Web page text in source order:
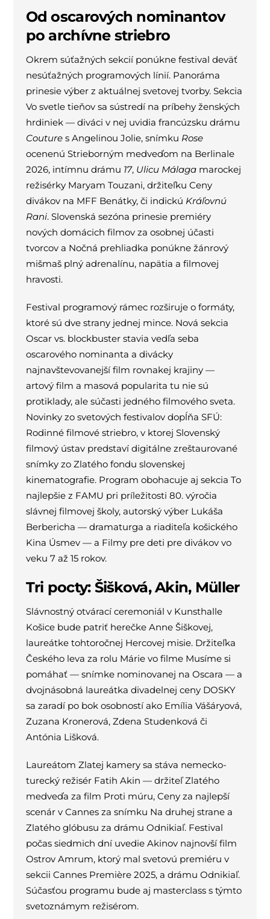
Od oscarových nominantov
po archívne striebro
Okrem súťažných sekcií ponúkne festival deväť
nesúťažných programových línií. Panoráma
prinesie výber z aktuálnej svetovej tvorby. Sekcia
Vo svetle tieňov sa sústredí na príbehy ženských
hrdiniek — diváci v nej uvidia francúzsku drámu
Coutures Angelinou Jolie, snímku Rose
ocenenú Strieborným medveďom na Berlinale
2026, intímnu drámu 17, Ulicu Málagamarockej
režisérky Maryam Touzani, držiteľku Ceny
divákov na MFF Benátky, či indickú Kráľovnú
Rani. Slovenská sezóna prinesie premiéry
nových domácich filmov za osobnej účasti
tvorcov a Nočná prehliadka ponúkne žánrový
mišmaš plný adrenalínu, napätia a filmovej
hravosti.
Festival programový rámec rozširuje o formáty,
ktoré sú dve strany jednej mince. Nová sekcia
Oscar vs. blockbuster stavia vedľa seba
oscarového nominanta a divácky
najnavštevovanejší film rovnakej krajiny —
artový film a masová popularita tu nie sú
protiklady, ale súčasti jedného filmového sveta.
Novinky zo svetových festivalov dopĺňa SFÚ:
Rodinné filmové striebro, v ktorej Slovenský
filmový ústav predstaví digitálne zreštaurované
snímky zo Zlatého fondu slovenskej
kinematografie. Program obohacuje aj sekcia To
najlepšie z FAMU pri príležitosti 80. výročia
slávnej filmovej školy, autorský výber Lukáša
Berbericha — dramaturga a riaditeľa košického
Kina Úsmev — a Filmy pre deti pre divákov vo
veku 7 až 15 rokov.
Tri pocty: Šišková, Akin, Müller
Slávnostný otvárací ceremoniál v Kunsthalle
Košice bude patriť herečke Anne Šiškovej,
laureátke tohtoročnej Hercovej misie. Držiteľka
Českého leva za rolu Márie vo filme Musíme si
pomáhať — snímke nominovanej na Oscara — a
dvojnásobná laureátka divadelnej ceny DOSKY
sa zaradí po bok osobností ako Emília Vášáryová,
Zuzana Kronerová, Zdena Studenková či
Antónia Lišková.
Laureátom Zlatej kamery sa stáva nemecko-
turecký režisér Fatih Akin — držiteľ Zlatého
medveďa za film Proti múru, Ceny za najlepší
scenár v Cannes za snímku Na druhej strane a
Zlatého glóbusu za drámu Odnikiaľ. Festival
počas siedmich dní uvedie Akinov najnovší film
Ostrov Amrum, ktorý mal svetovú premiéru v
sekcii Cannes Première 2025, a drámu Odnikiaľ.
Súčasťou programu bude aj masterclass s týmto
svetoznámym režisérom.